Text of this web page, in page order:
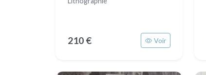
210 € Voir